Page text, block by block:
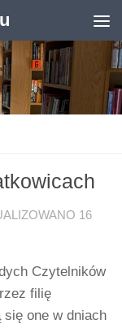
16
Czytelników
filię
one w dniach